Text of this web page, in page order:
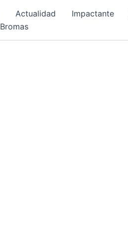
Actualidad Impactante
Bromas